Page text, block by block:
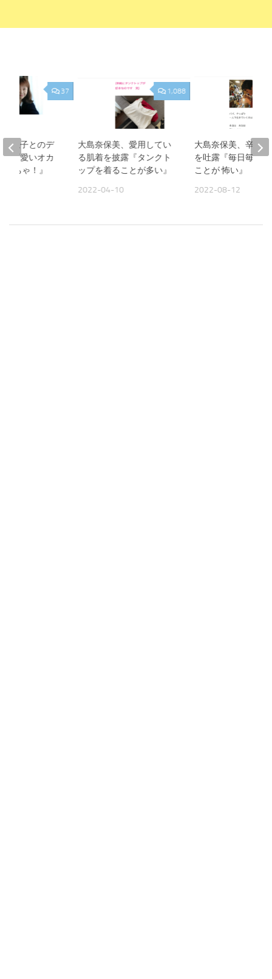
1,088
大島奈保美、愛用してい
る肌着を披露『タンクト
ップを着ることが多い』
2022-04-10
大島奈保美、辛い
を吐露『毎日毎日
ことが 怖い』
2022-08-12
37
、息子とのデ
『可愛いオカ
っちゃ！』